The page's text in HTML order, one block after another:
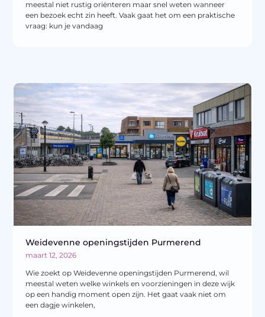
meestal niet rustig oriënteren maar snel weten wanneer
een bezoek echt zin heeft. Vaak gaat het om een praktische
vraag: kun je vandaag
Weidevenne openingstijden Purmerend
maart 12, 2026
Wie zoekt op Weidevenne openingstijden Purmerend, wil
meestal weten welke winkels en voorzieningen in deze wijk
op een handig moment open zijn. Het gaat vaak niet om
een dagje winkelen,